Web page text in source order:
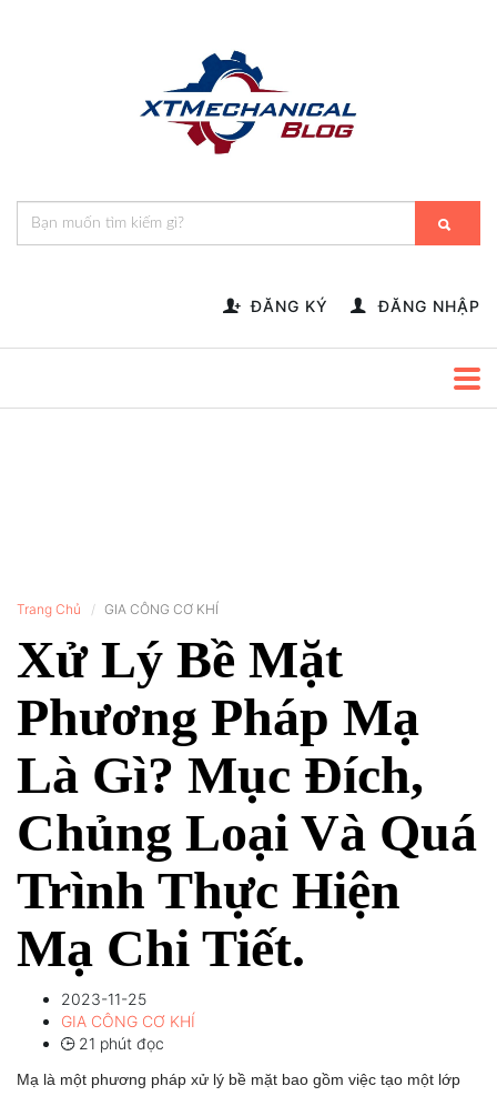
ĐĂNG KÝ ĐĂNG NHẬP
Trang Chủ GIA CÔNG CƠ KHÍ
Xử Lý Bề Mặt
Phương Pháp Mạ
Là Gì? Mục Đích,
Chủng Loại Và Quá
Trình Thực Hiện
Mạ Chi Tiết.
2023-11-25
GIA CÔNG CƠ KHÍ
21 phút đọc
Mạ là một phương pháp xử lý bề mặt bao gồm việc tạo một lớp